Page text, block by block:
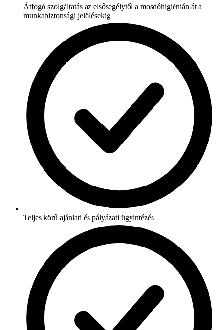
Átfogó szolgáltatás az elsősegélytől a mosdóhigiénián át a
munkabiztonsági jelölésekig
Teljes körű ajánlati és pályázati ügyintézés